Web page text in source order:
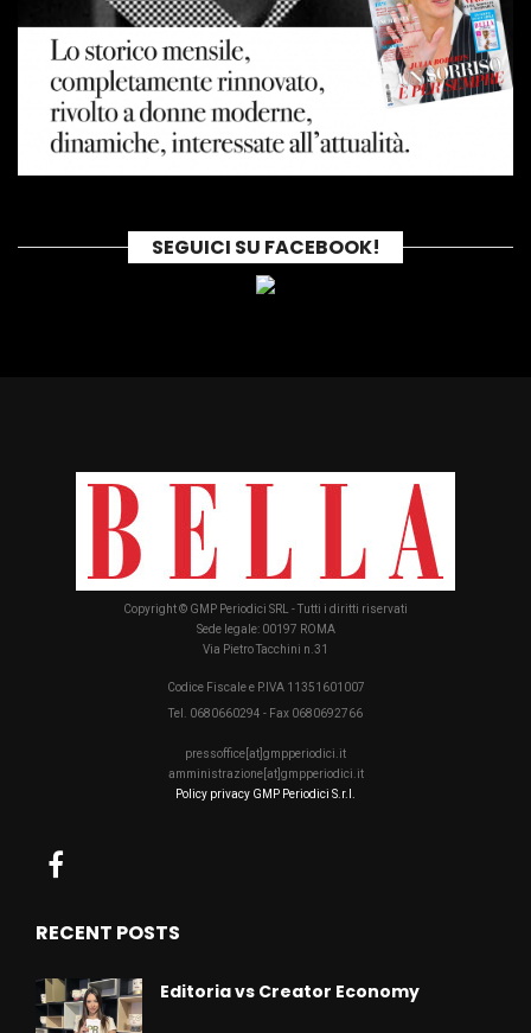
SEGUICI SU FACEBOOK!
Copyright © GMP Periodici SRL - Tutti i diritti riservati
Sede legale: 00197 ROMA
Via Pietro Tacchini n.31
Codice Fiscale e P.IVA 11351601007
Tel. 0680660294 - Fax 0680692766
pressoffice[at]gmpperiodici.it
amministrazione[at]gmpperiodici.it
Policy privacy GMP Periodici S.r.l.
RECENT POSTS
Editoria vs Creator Economy